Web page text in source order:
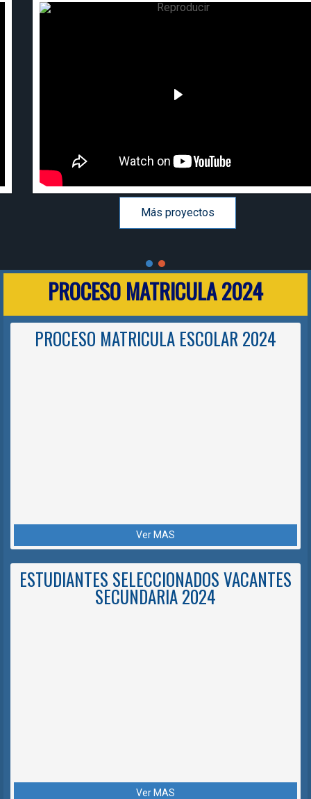
Más proyectos
PROCESO MATRICULA 2024
PROCESO MATRICULA ESCOLAR 2024
Ver MAS
ESTUDIANTES SELECCIONADOS VACANTES
SECUNDARIA 2024
Ver MAS